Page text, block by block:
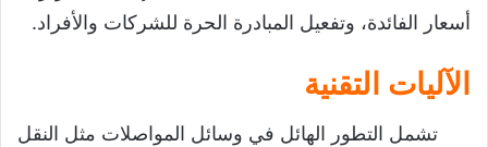
أسعار الفائدة، وتفعيل المبادرة الحرة للشركات والأفراد.
الآليات التقنية
تشمل التطور الهائل في وسائل المواصلات مثل النقل